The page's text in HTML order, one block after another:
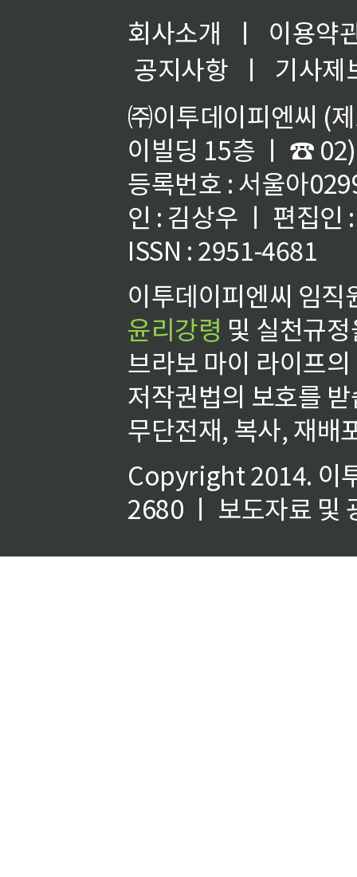
회사소개 ㅣ
이용약
공지사항
ㅣ
기사제
㈜이투데이피엔씨 (
이빌딩 15층 ㅣ ☎
등록번호 : 서울아
인 : 김상우 ㅣ 편집인
ISSN : 2951-4681
이투데이피엔씨 임
윤리강령 및 실천규
브라보 마이 라이프
저작권법의 보호를
무단전재, 복사, 재배
Copyright 2014. 이
2680 ㅣ 보도자료